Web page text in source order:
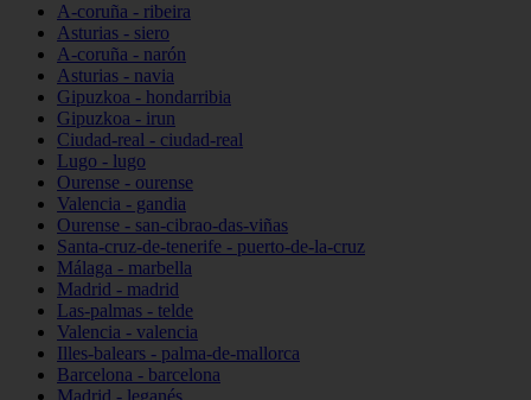
A-coruña - ribeira
Asturias - siero
A-coruña - narón
Asturias - navia
Gipuzkoa - hondarribia
Gipuzkoa - irun
Ciudad-real - ciudad-real
Lugo - lugo
Ourense - ourense
Valencia - gandia
Ourense - san-cibrao-das-viñas
Santa-cruz-de-tenerife - puerto-de-la-cruz
Málaga - marbella
Madrid - madrid
Las-palmas - telde
Valencia - valencia
Illes-balears - palma-de-mallorca
Barcelona - barcelona
Madrid - leganés